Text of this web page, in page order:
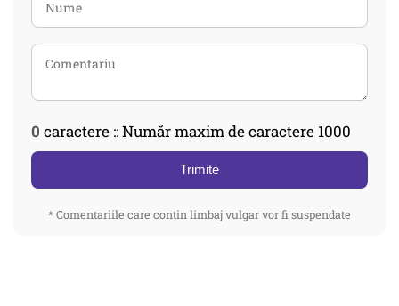
0 caractere :: Număr maxim de caractere 1000
Trimite
* Comentariile care contin limbaj vulgar vor fi suspendate